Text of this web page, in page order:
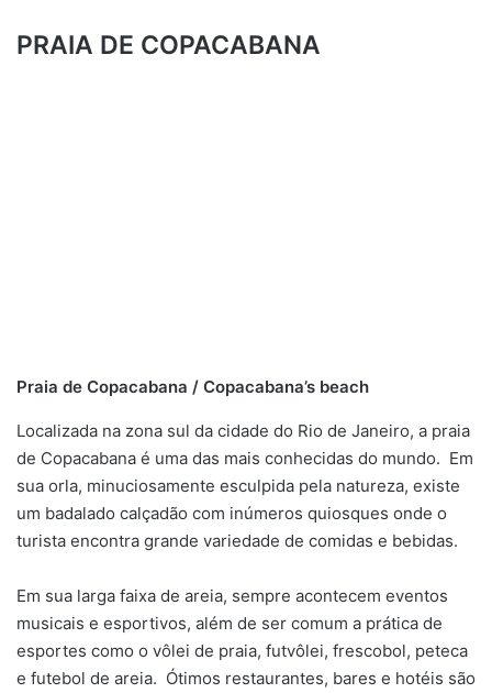
PRAIA DE COPACABANA
Praia de Copacabana / Copacabana’s beach
Localizada na zona sul da cidade do Rio de Janeiro, a praia
de Copacabana é uma das mais conhecidas do mundo. Em
sua orla, minuciosamente esculpida pela natureza, existe
um badalado calçadão com inúmeros quiosques onde o
turista encontra grande variedade de comidas e bebidas.
Em sua larga faixa de areia, sempre acontecem eventos
musicais e esportivos, além de ser comum a prática de
esportes como o vôlei de praia, futvôlei, frescobol, peteca
e futebol de areia. Ótimos restaurantes, bares e hotéis são